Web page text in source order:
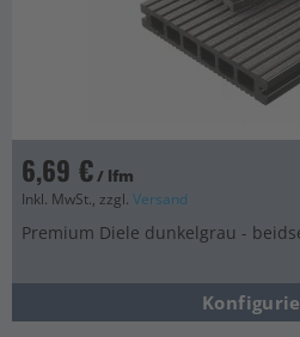
6,69 €/ lfm
Inkl. MwSt., zzgl. Versand
Premium Diele dunkelgrau -